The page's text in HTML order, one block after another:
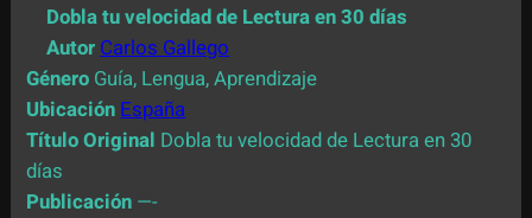
Dobla tu velocidad de Lectura en 30 días
Autor Carlos Gallego
Género Guía, Lengua, Aprendizaje
Ubicación España
Título Original Dobla tu velocidad de Lectura en 30
días
Publicación —-